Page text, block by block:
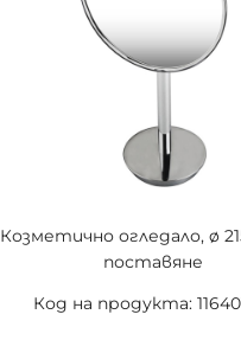
Козметично огледало, ø
поставяне
Код на продукта: